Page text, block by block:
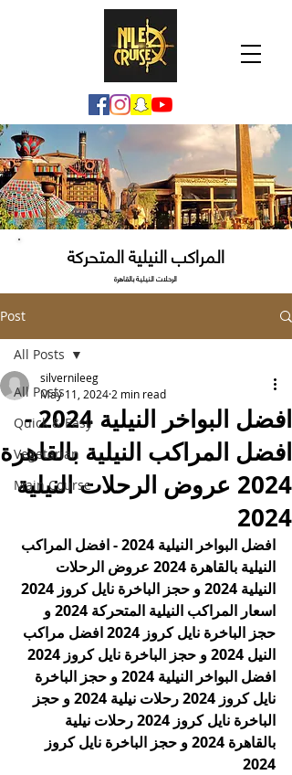
المراكب النيلية المتحركة
الرحلات النيلية بالقاهرة
Post
All Posts
Quick & Easy
Vegetarian
Main Course
All Posts
افضل البواخر النيلية 2024 -
افضل المراكب النيلية بالقاهرة
2024 عروض الرحلات النيلية
2024
silvernileeg
May 11, 2024 2 min read
افضل البواخر النيلية 2024 - افضل المراكب
النيلية بالقاهرة 2024 عروض الرحلات
اسعار المراكب النيلية المتحركة 2024 و
حجز الباخرة نايل كروز 2024 افضل مراكب
افضل البواخر النيلية 2024 و حجز الباخرة
نايل كروز 2024 رحلات نيلية 2024 و حجز
الباخرة نايل كروز 2024 رحلات نيلية
بالقاهرة 2024 و حجز الباخرة نايل كروز
2024